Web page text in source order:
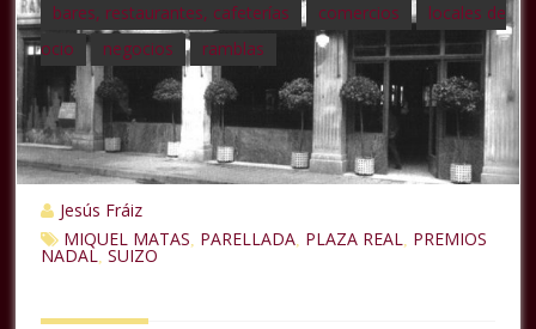
bares, restaurantes, cafeterías comercios
locales de
ocio
negocios ramblas
Jesús Fráiz
MIQUEL MATAS PARELLADA PLAZA REAL PREMIOS
NADAL ,SUIZO